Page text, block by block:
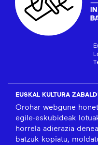
EUSKAL KULTURA
Orohar webgune
egile-eskubideak
horrela adierazia
batzuk kopiatu,